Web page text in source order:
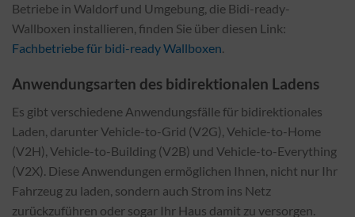
Betriebe in Waldorf und Umgebung, die Bidi-ready-
Wallboxen installieren, finden Sie über diesen Link:
Fachbetriebe für bidi-ready Wallboxen.
Anwendungsarten des bidirektionalen Ladens
Es gibt verschiedene Anwendungsfälle für bidirektionales
Laden, darunter Vehicle-to-Grid (V2G), Vehicle-to-Home
(V2H), Vehicle-to-Building (V2B) und Vehicle-to-Everything
(V2X). Diese Anwendungen ermöglichen Ihnen, nicht nur Ihr
Fahrzeug zu laden, sondern auch Strom ins Netz
zurückzuführen oder sogar Ihr Haus damit zu versorgen.